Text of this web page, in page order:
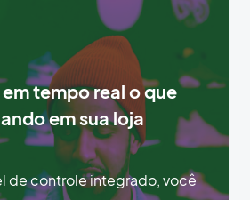
tempo real o que
em sua loja
de controle integrado, você